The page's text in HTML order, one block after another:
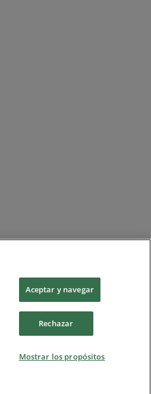
Aceptar y navegar
Rechazar
Mostrar los propósitos